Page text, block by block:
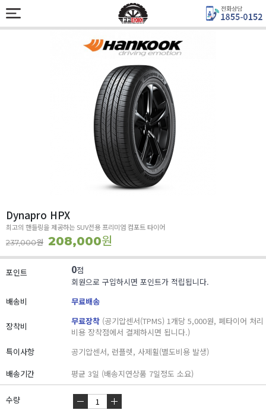
Dynapro HPX
최고의 핸들링을 제공하는 SUV전용 프리미엄 컴포트 타이어
237,000원 208,000원
포인트 0점
회원으로 구입하시면 포인트가 적립됩니다.
배송비
무료배송
장착비 무료장착 (공기압센서(TPMS) 1개당 5,000원, 폐타이어 처리
비용 장착점에서 결제하시면 됩니다.)
특이사항
공기압센서, 런플렛, 사제휠(별도비용 발생)
배송기간
평균 3일 (배송지연상품 7일정도 소요)
수량